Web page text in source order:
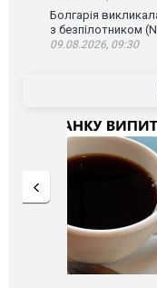
Болгарія
з безпілотником
09.08.2026, 09:30